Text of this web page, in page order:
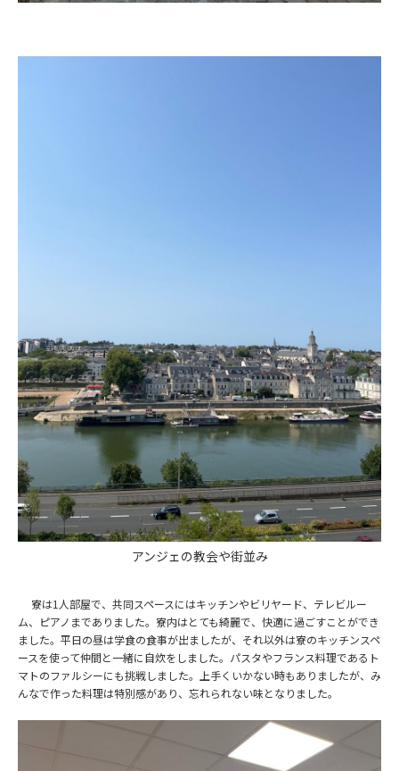
アンジェの教会や街並み
寮は1人部屋で、共同スペースにはキッチンやビリヤード、テレビルー
ム、ピアノまでありました。寮内はとても綺麗で、快適に過ごすことができ
ました。平日の昼は学食の食事が出ましたが、それ以外は寮のキッチンスペ
ースを使って仲間と一緒に自炊をしました。パスタやフランス料理であるト
マトのファルシーにも挑戦しました。上手くいかない時もありましたが、み
んなで作った料理は特別感があり、忘れられない味となりました。